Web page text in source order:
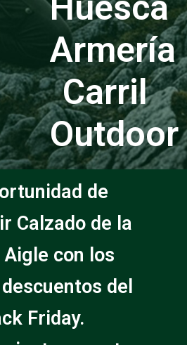
Armería
Carril
Outdoor
de
Calzado de la
con los
del
Friday.